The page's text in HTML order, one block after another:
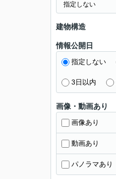
建物構造
情報公開日
指定しない
3日以内
画像・動画あり
画像あり
動画あり
パノラマあり